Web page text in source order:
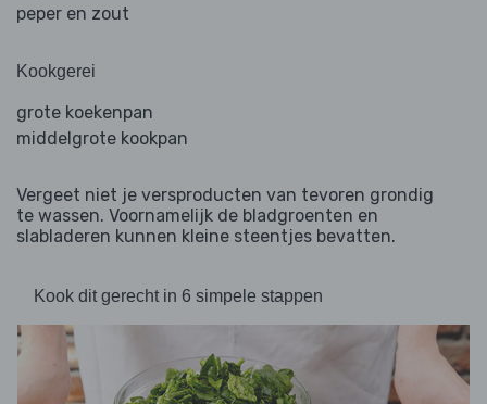
peper en zout
Kookgerei
grote koekenpan
middelgrote kookpan
Vergeet niet je versproducten van tevoren grondig
te wassen. Voornamelijk de bladgroenten en
slabladeren kunnen kleine steentjes bevatten.
Kook dit gerecht in 6 simpele stappen